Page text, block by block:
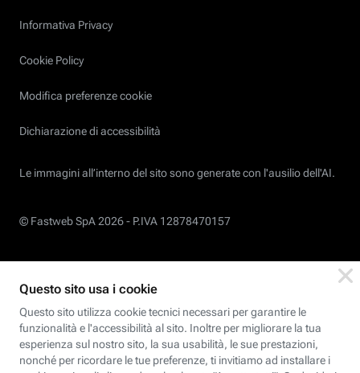
Informativa Privacy
Cookie Policy
Modifica preferenze cookie
Dichiarazione di accessibilità
Le immagini all’interno del sito sono generate con l'ausilio dell'AI.
© Fastweb SpA 2026 - P.IVA 12878470157